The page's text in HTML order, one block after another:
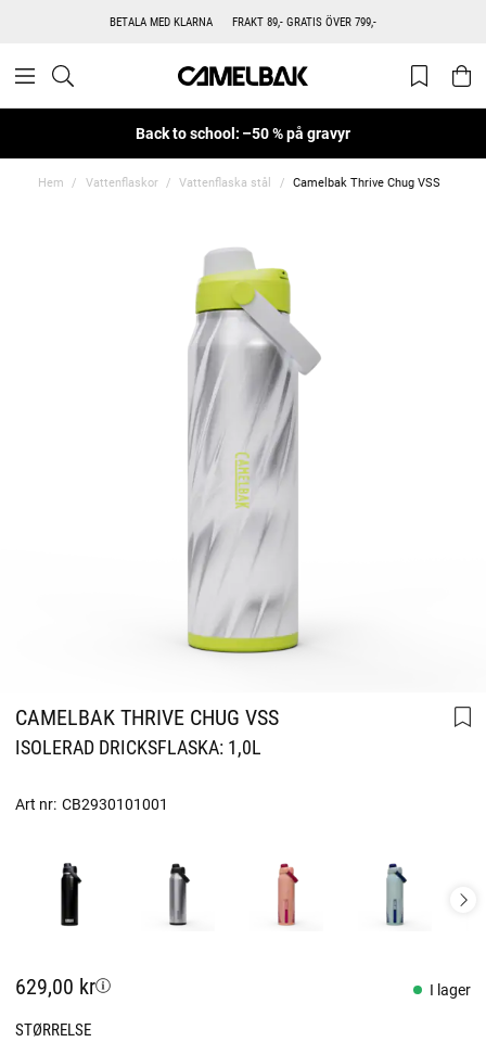
BETALA MED KLARNA FRAKT 89,- GRATIS ÖVER 799,-
Back to school: –50 % på gravyr
Hem Vattenflaskor Vattenflaska stål Camelbak Thrive Chug VSS
CAMELBAK THRIVE CHUG VSS
ISOLERAD DRICKSFLASKA: 1,0L
Art nr: CB2930101001
629,00 kr I lager
STØRRELSE